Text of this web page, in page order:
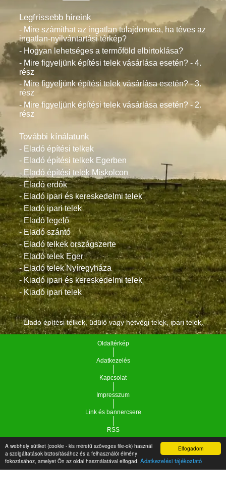
Elfogadom
A webhely sütiket (cookie - kis méretű szöveges file-ok) használ
a szolgáltatások biztosításához és a felhasználói élmény
fokozásához, amelyet Ön az oldal használatával elfogad. Adatkezelési tájékoztató
Legfrissebb híreink
- Mire számíthat az ingatlan tulajdonosa, ha téves az
ingatlan-nyilvántartási térkép?
- Hogyan lehetséges a termőföld elbirtoklása?
- Mire figyeljünk építési telek vásárlása esetén? - 4.
rész
- Mire figyeljünk építési telek vásárlása esetén? - 3.
rész
- Mire figyeljünk építési telek vásárlása esetén? - 2.
rész
További kínálatunk
- Eladó építési telkek
- Eladó építési telkek Egerben
- Eladó építési telek Miskolcon
- Eladó erdők
- Eladó ipari és kereskedelmi telek
- Eladó ipari telek
- Eladó legelő
- Eladó szántó
- Eladó telkek országszerte
- Eladó telek Eger
- Eladó telek Nyíregyháza
- Kiadó ipari és kereskedelmi telek
- Kiadó ipari telek
Eladó építési telkek, üdülő vagy hétvégi telek, ipari telek.
Oldaltérkép
Adatkezelés
Kapcsolat
Impresszum
Link és bannercsere
RSS
Copyright © 2021.Vár-Köz Kft. - Ingatlan nyilvántartó, ügyviteli és
adminisztrációs szoftver